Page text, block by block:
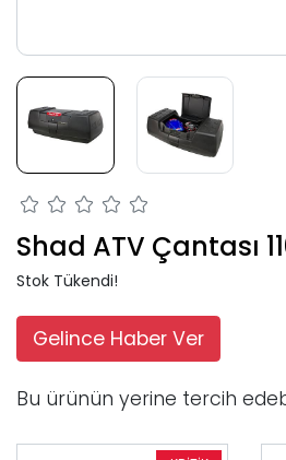
Shad ATV Çantası
Stok Tükendi!
Gelince Haber Ver
Bu ürünün yerine tercih